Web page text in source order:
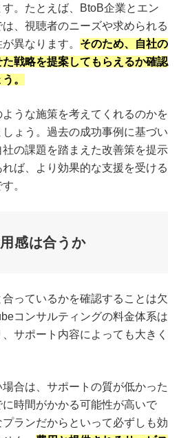
。たとえば、BtoB企業とエン
、視聴者のニーズや求められる
異なります。 そのため、自社の
戦略を提案してもらえるか確認
。
うな施策を考えてくれるのかを
ょう。過去の成功事例に基づい
の課題を踏まえた改善策を提示
ば、より効果的な支援を受ける
。
感は合うか
っているかを確認することは欠
コンサルティングの料金体系は
サポート内容によっても大きく
合は、サポートの質が低かった
時間がかかる可能性が高いで
ランだからといって必ずしも効